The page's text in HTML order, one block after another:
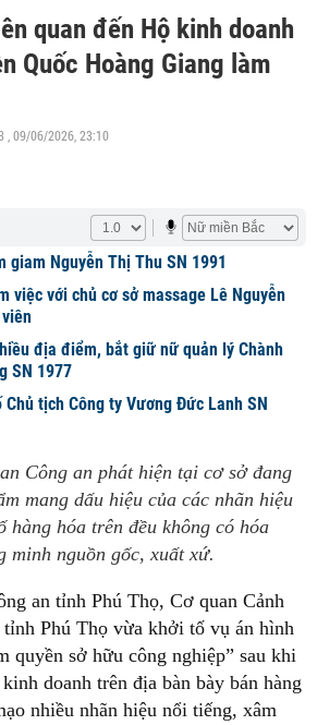
quan đến Hộ kinh doanh
Quốc Hoàng Giang làm
, 09/06/2026, 23:10
giam Nguyễn Thị Thu SN 1991
việc với chủ cơ sở massage Lê Nguyễn
địa điểm, bắt giữ nữ quản lý Chành
SN 1977
tịch Công ty Vương Đức Lanh SN
Công an phát hiện tại cơ sở đang
mang dấu hiệu của các nhãn hiệu
hàng hóa trên đều không có hóa
minh nguồn gốc, xuất xứ.
an tỉnh Phú Thọ, Cơ quan Cảnh
tỉnh Phú Thọ vừa khởi tố vụ án hình
quyền sở hữu công nghiệp” sau khi
doanh trên địa bàn bày bán hàng
nhiều nhãn hiệu nổi tiếng, xâm